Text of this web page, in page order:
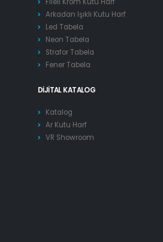
Arkadan Işıklı Kutu Harf
Led Tabela
Neon Tabela
Strafor Tabela
Fener Tabela
DIJITAL KATALOG
Katalog
Ar Kutu Harf
VR Showroom